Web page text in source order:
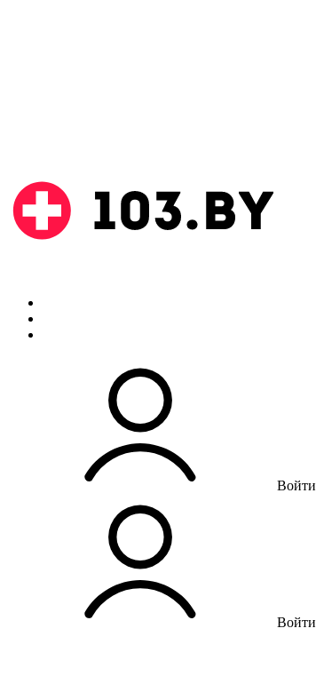
Войти
Войти